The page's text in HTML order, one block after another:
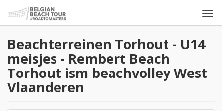
Beachterreinen Torhout - U14
meisjes - Rembert Beach
Torhout ism beachvolley West
Vlaanderen